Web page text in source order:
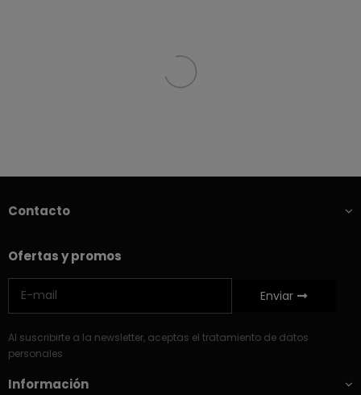
Contacto
Ofertas y promos
Enviar
Al suscribirte a la newsletter, aceptas el tratamiento de datos
personales
Información